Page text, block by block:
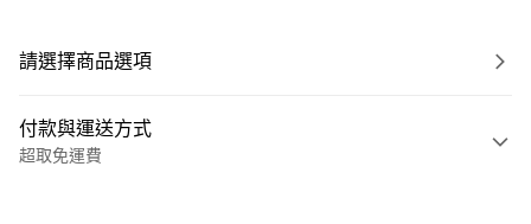
請選擇商品選項
付款與運送方式
超取免運費